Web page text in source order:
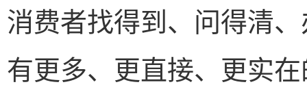
消费者找得到、问得清
有更多、更直接、更实